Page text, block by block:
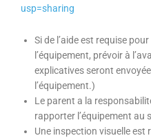
usp=sharing
Si de l’aide est requise
l’équipement, prévoir à
explicatives seront
l’équipement.)
Le parent a la
rapporter l’équipement au
Une inspection visuelle est